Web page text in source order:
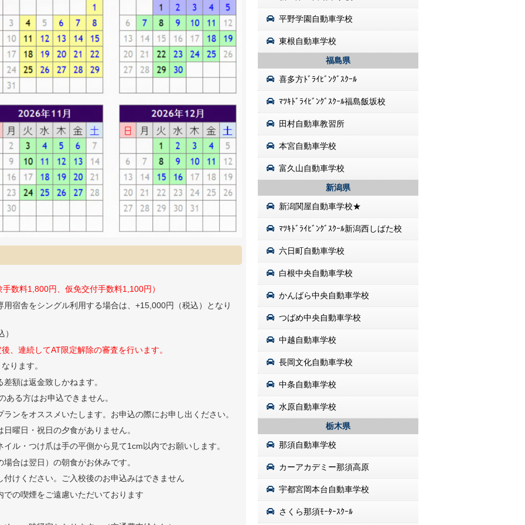
数料1,800円、仮免交付手数料1,100円）
宿舎をシングル利用する場合は、+15,000円（税込）となり
、連続してAT限定解除の審査を行います。
ります。
額は返金致しかねます。
る方はお申込できません。
ンをオススメいたします。お申込の際にお申し出ください。
曜日・祝日の夕食がありません。
ル・つけ爪は手の平側から見て1cm以内でお願いします。
合は翌日）の朝食がお休みです。
けください。ご入校後のお申込みはできません
の喫煙をご遠慮いただいております
平野学園自動車学校
東根自動車学校
福島県
喜多方ﾄﾞﾗｲﾋﾞﾝｸﾞｽｸｰﾙ
ﾏﾂｷﾄﾞﾗｲﾋﾞﾝｸﾞｽｸｰﾙ福島飯坂校
田村自動車教習所
本宮自動車学校
富久山自動車学校
新潟県
新潟関屋自動車学校★
ﾏﾂｷﾄﾞﾗｲﾋﾞﾝｸﾞｽｸｰﾙ新潟西しばた校
六日町自動車学校
白根中央自動車学校
かんばら中央自動車学校
つばめ中央自動車学校
中越自動車学校
長岡文化自動車学校
中条自動車学校
水原自動車学校
栃木県
那須自動車学校
カーアカデミー那須高原
宇都宮岡本台自動車学校
さくら那須ﾓｰﾀｰｽｸｰﾙ